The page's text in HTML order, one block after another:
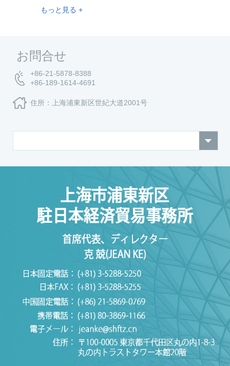
もっと見る +
お問合せ
+86-21-5878-8388
+86-189-1614-4691
住所：上海浦東新区世紀大道2001号